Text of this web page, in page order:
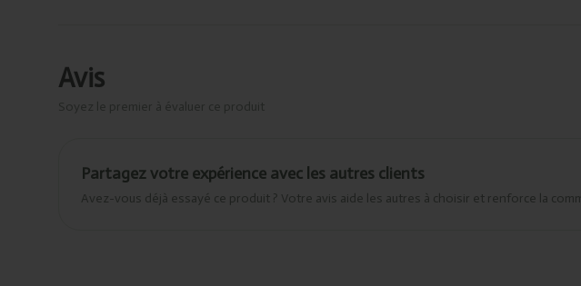
Avis
Partagez votre expérience avec les autres clients
Avez-vous déjà essayé ce produit ? Votre avis aide les autres à choisir et renforce la